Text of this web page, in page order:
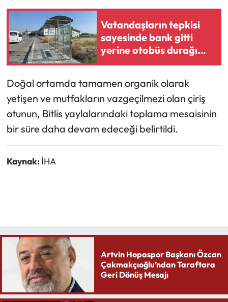
Vatandaşların tepkisi
sayesinde bank gitti
yerine otobüs durağı
geldi
Doğal ortamda tamamen organik olarak
yetişen ve mutfakların vazgeçilmezi olan çiriş
otunun, Bitlis yaylalarındaki toplama mesaisinin
bir süre daha devam edeceği belirtildi.
Kaynak: İHA
Artvin Hopaspor Başkanı Özcan
Çakmakçıoğlu’ndan Taraftara
Geri Dönüş Mesajı